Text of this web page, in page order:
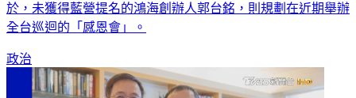
於，未獲得藍營提名的鴻海創辦人郭台銘，則規劃在近期舉辦
全台巡迴的「感恩會」。
政治